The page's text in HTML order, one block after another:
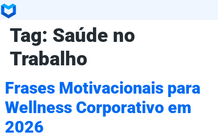
Tag: Saúde no
Trabalho
Frases Motivacionais para
Wellness Corporativo em
2026